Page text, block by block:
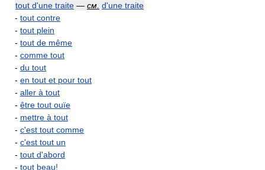
tout d'une traite — см. d'une traite
- tout contre
- tout plein
- tout de même
- comme tout
- du tout
- en tout et pour tout
- aller à tout
- être tout ouïe
- mettre à tout
- c'est tout comme
- c'est tout un
- tout d'abord
- tout beau!